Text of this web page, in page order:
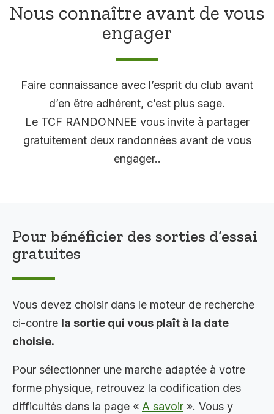
Nous connaître avant de vous
engager
Faire connaissance avec l’esprit du club avant
d’en être adhérent, c’est plus sage.
Le TCF RANDONNEE vous invite à partager
gratuitement deux randonnées avant de vous
engager..
Pour bénéficier des sorties d’essai
gratuites
Vous devez choisir dans le moteur de recherche
ci-contre la sortie qui vous plaît à la date
choisie.
Pour sélectionner une marche adaptée à votre
forme physique, retrouvez la codification des
difficultés dans la page « A savoir ». Vous y